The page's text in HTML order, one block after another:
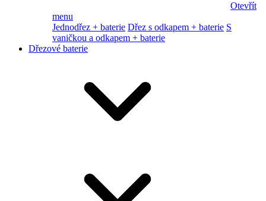
Otevřít
menu
Jednodřez + baterie Dřez s odkapem + baterie S
vaničkou a odkapem + baterie
Dřezové baterie